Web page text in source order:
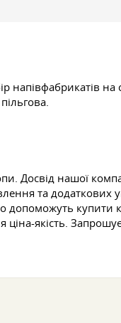
на
Досвід нашої
та
допоможуть купити
якість.